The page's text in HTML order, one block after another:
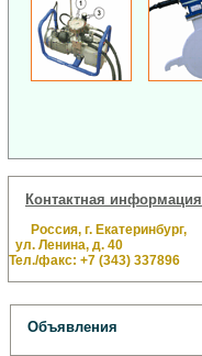
Контактная информация
Россия, г. Екатеринбург,
ул. Ленина, д. 40
Тел./факс: +7 (343) 337896
Объявления